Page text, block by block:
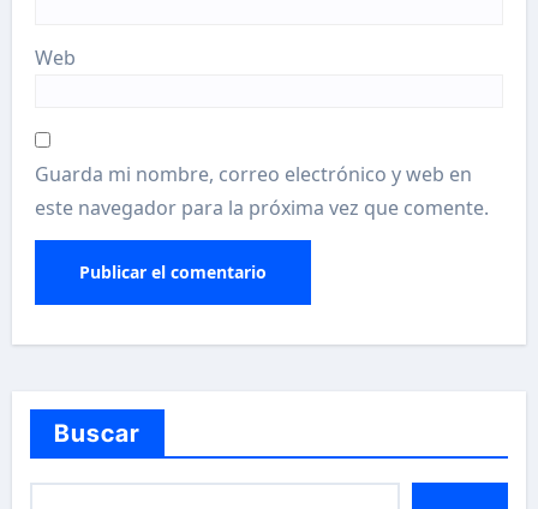
Web
Guarda mi nombre, correo electrónico y web en
este navegador para la próxima vez que comente.
Buscar